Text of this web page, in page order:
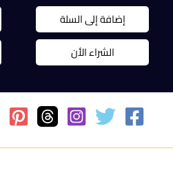
الأصلي
هو:
150,00 EGP.
الحالي
125,00 EGP.
إضافة إلى السلة
الشراء الأن